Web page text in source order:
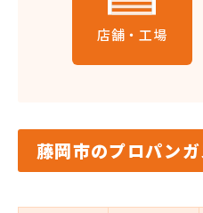
店舗・工場
藤岡市のプロパン